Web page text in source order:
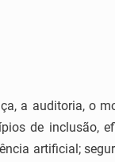
a auditoria, o
de inclusão,
artificial;